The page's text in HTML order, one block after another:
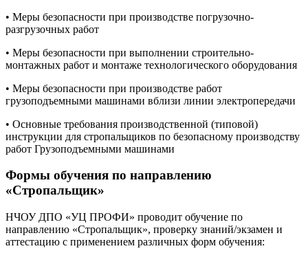
• Меры безопасности при производстве погрузочно-
разгрузочных работ
• Меры безопасности при выполнении строительно-
монтажных работ и монтаже технологического оборудования
• Меры безопасности при производстве работ
грузоподъемными машинами вблизи линии электропередачи
• Основные требования производственной (типовой)
инструкции для стропальщиков по безопасному производству
работ Грузоподъемными машинами
Формы обучения по направлению
«Стропальщик»
НЧОУ ДПО «УЦ ПРОФИ» проводит обучение по
направлению «Стропальщик», проверку знаний/экзамен и
аттестацию с применением различных форм обучения: